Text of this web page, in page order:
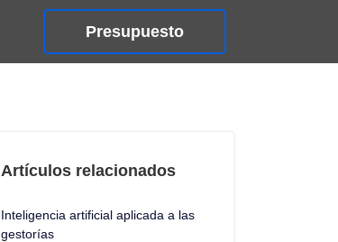
Presupuesto
Artículos relacionados
Inteligencia artificial aplicada a las
gestorías